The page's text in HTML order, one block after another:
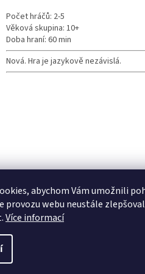
abychom Vám umožnili
provozu webu neustále
Více informací
Počet hráčů: 2-5
Věková skupina: 10+
Doba hraní: 60 min
Nová. Hra je jazykově nezávislá.